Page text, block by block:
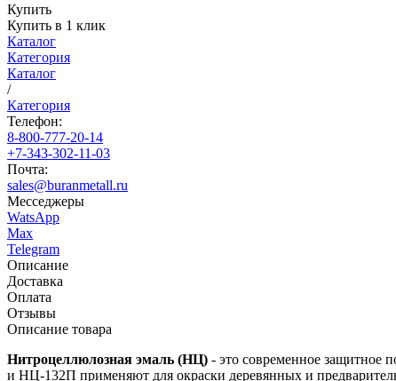
Купить
Купить в 1 клик
Каталог
Категория
Каталог
/
Категория
Телефон:
8-800-777-20-14
+7-343-302-11-03
Почта:
sales@buranmetall.ru
Месседжеры
WatsApp
Max
Telegram
Описание
Доставка
Оплата
Отзывы
Описание товара
Нитроцеллюлозная эмаль (НЦ) - это современное защитное
и НЦ-132П применяют для окраски деревянных и